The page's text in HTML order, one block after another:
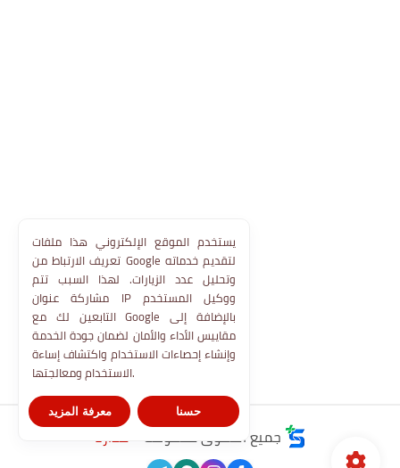
جميع الحقوق محفوظة © مدارنا
يستخدم الموقع الإلكتروني هذا ملفات
تعريف الارتباط من Google لتقديم خدماته
وتحليل عدد الزيارات. لهذا السبب تتم
مشاركة عنوان IP ووكيل المستخدم
التابعين لك مع Google بالإضافة إلى
مقاييس الأداء والأمان لضمان جودة الخدمة
وإنشاء إحصاءات الاستخدام واكتشاف إساءة
الاستخدام ومعالجتها.
معرفة المزيد حسنا